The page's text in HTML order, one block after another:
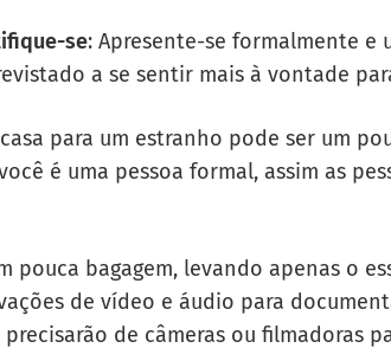
se: Apresente-se formalmente e
a se sentir mais à vontade
para um estranho pode ser um
é uma pessoa formal, assim as
pouca bagagem, levando apenas o
de vídeo e áudio para
precisarão de câmeras ou filmadoras